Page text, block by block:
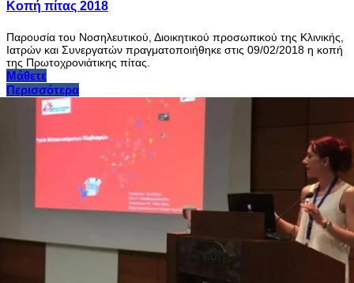
Κοπή πίτας 2018
Παρουσία του Νοσηλευτικού, Διοικητικού προσωπικού της Κλινικής,
Ιατρών και Συνεργατών πραγματοποιήθηκε στις 09/02/2018 η κοπή
της Πρωτοχρονιάτικης πίτας.
Μάθετε
Περισσότερα